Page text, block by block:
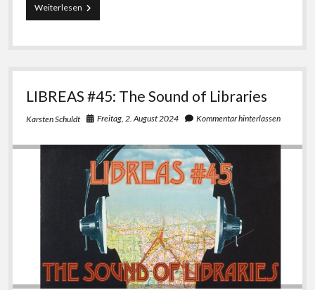
WeiterlesenCfP
#46:
und
war
‒
in
LIBREAS #45: The Sound of Libraries
Karsten Schuldt Freitag, 2. August 2024 Kommentar hinterlassen